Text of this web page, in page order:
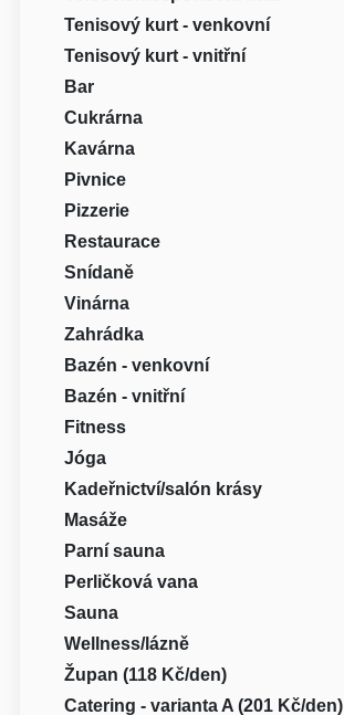
Tenisový kurt - venkovní
Tenisový kurt - vnitřní
Bar
Cukrárna
Kavárna
Pivnice
Pizzerie
Restaurace
Snídaně
Vinárna
Zahrádka
Bazén - venkovní
Bazén - vnitřní
Fitness
Jóga
Kadeřnictví/salón krásy
Masáže
Parní sauna
Perličková vana
Sauna
Wellness/lázně
Župan (118 Kč/den)
Catering - varianta A (201 Kč/den)